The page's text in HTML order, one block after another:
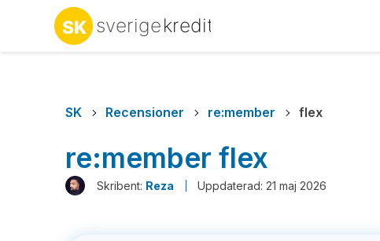
SK Recensioner re:member flex
re:member flex
Skribent: Reza Uppdaterad: 21 maj 2026